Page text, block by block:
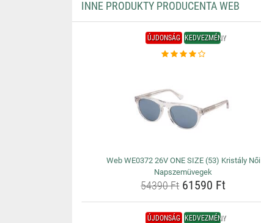
INNE PRODUKTY PRODUCENTA WEB
ÚJDONSÁG KEDVEZMÉNY
Web WE0372 26V ONE SIZE (53) Kristály Női
Napszemüvegek
54390 Ft61590 Ft
ÚJDONSÁG KEDVEZMÉNY